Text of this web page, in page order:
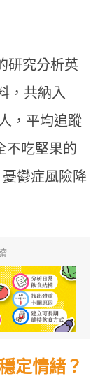
研究分析英
，共納入
，平均追蹤
不吃堅果的
鬱症風險降
定情緒？